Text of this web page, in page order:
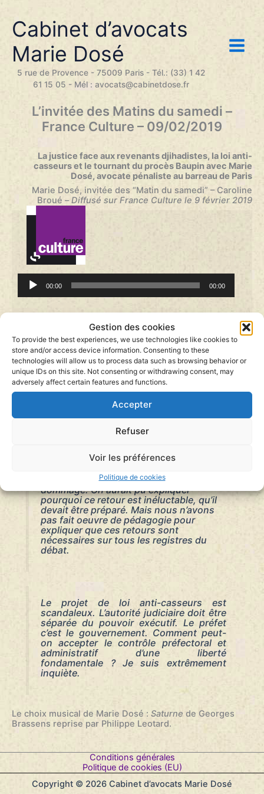
Gestion des cookies
To provide the best experiences, we use technologies like cookies to
store and/or access device information. Consenting to these
technologies will allow us to process data such as browsing behavior or
unique IDs on this site. Not consenting or withdrawing consent, may
adversely affect certain features and functions.
Accepter
Refuser
Voir les préférences
Politique de cookies
contenu
Cabinet d’avocats
Marie Dosé
5 rue de Provence - 75009 Paris - Tél.: (33) 1 42
61 15 05 - Mél : avocats@cabinetdose.fr
L’invitée des Matins du samedi –
France Culture – 09/02/2019
La justice face aux revenants djihadistes, la loi anti-
casseurs et le tournant du procès Baupin avec Marie
Dosé, avocate pénaliste au barreau de Paris
Marie Dosé, invitée des “Matin du samedi” – Caroline
Broué –Diffusé sur France Culture le 9 février 2019
Lecteur
audio
00:00 00:00
Ma mission c’est de rencontrer des gens
en prison, de gagner leur confiance et
qu’ils gagnent la mienne. Or, ce n’est pas
du tout le cas, les kurdes refusent les
communications téléphoniques, je ne
mais de toutes façons il faut que ces
femmes reviennent.
des émotions populaires, c’est
dommage. On aurait pu expliquer
pourquoi ce retour est inéluctable, qu’il
devait être préparé. Mais nous n’avons
pas fait oeuvre de pédagogie pour
expliquer que ces retours sont
nécessaires sur tous les registres du
débat.
Le projet de loi anti-casseurs est
scandaleux. L’autorité judiciaire doit être
séparée du pouvoir exécutif. Le préfet
c’est le gouvernement. Comment peut-
on accepter le contrôle préfectoral et
administratif d’une liberté
fondamentale ? Je suis extrêmement
inquiète.
Le choix musical de Marie Dosé : Saturne de Georges
Brassens reprise par Philippe Leotard.
Conditions générales
Politique de cookies (EU)
Copyright © 2026 Cabinet d’avocats Marie Dosé